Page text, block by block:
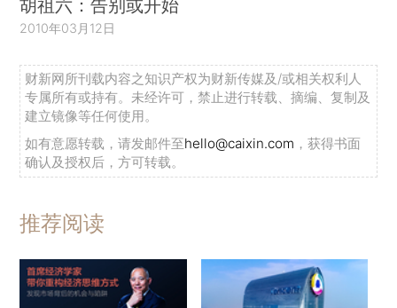
胡祖六：告别或开始
2010年03月12日
财新网所刊载内容之知识产权为财新传媒及/或相关权利人
专属所有或持有。未经许可，禁止进行转载、摘编、复制及
建立镜像等任何使用。
如有意愿转载，请发邮件至hello@caixin.com ，获得书面
确认及授权后，方可转载。
推荐阅读